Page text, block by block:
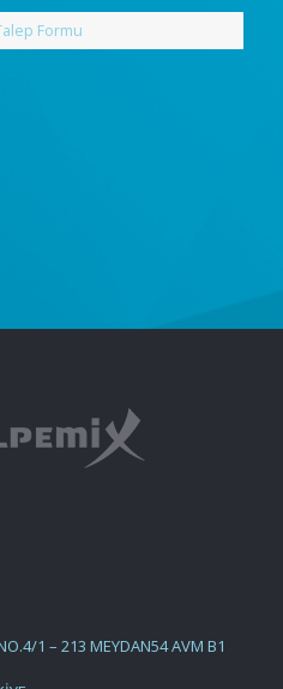
Formu
1 – 213 MEYDAN54 AVM B1